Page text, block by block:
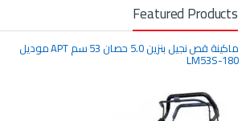
Featured Products
ماكينة قص نجيل بنزين 5.0 حصان 53 سم APT موديل
LM53S-180